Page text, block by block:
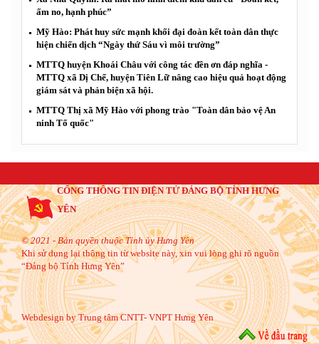
ấm no, hạnh phúc”
Mỹ Hào: Phát huy sức mạnh khối đại đoàn kết toàn dân thực
hiện chiến dịch “Ngày thứ Sáu vì môi trường”
MTTQ huyện Khoái Châu với công tác đền ơn đáp nghĩa -
MTTQ xã Dị Chế, huyện Tiên Lữ nâng cao hiệu quả hoạt động
giám sát và phản biện xã hội.
MTTQ Thị xã Mỹ Hào với phong trào "Toàn dân bảo vệ An
ninh Tổ quốc"
CỔNG THÔNG TIN ĐIỆN TỬ ĐẢNG BỘ TỈNH HƯNG
YÊN
© 2021 - Bản quyền thuộc Tỉnh ủy Hưng Yên
Khi sử dụng lại thông tin từ website này, xin vui lòng ghi rõ nguồn
“Đảng bộ Tỉnh Hưng Yên”
Webdesign by Trung tâm CNTT- VNPT Hưng Yên